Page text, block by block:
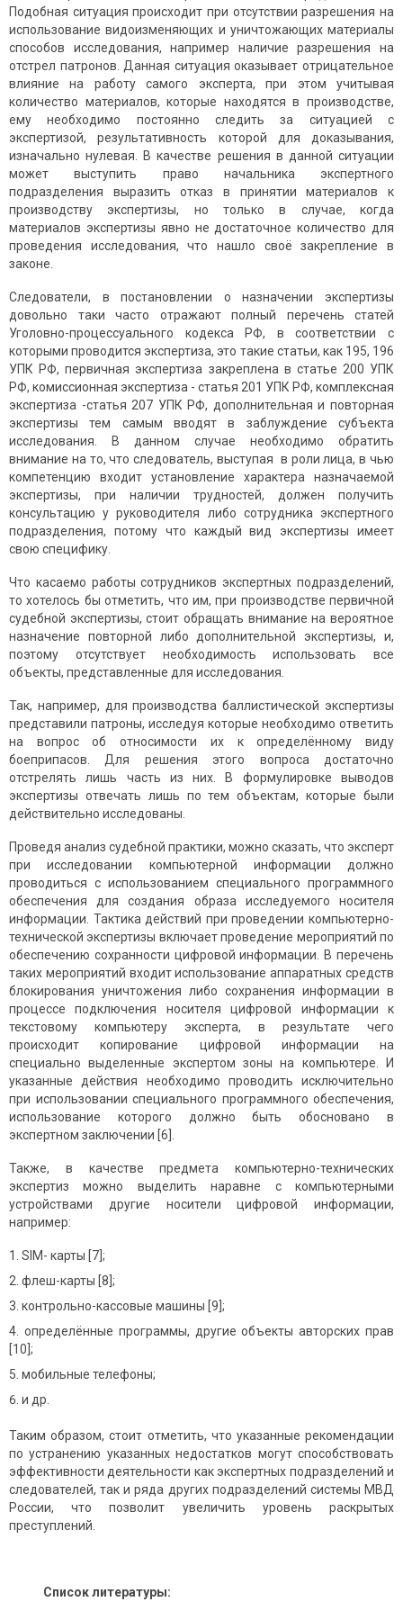
Подобная ситуация происходит при отсутствии разрешения на
использование видоизменяющих и уничтожающих материалы
способов исследования, например наличие разрешения на
отстрел патронов. Данная ситуация оказывает отрицательное
влияние на работу самого эксперта, при этом учитывая
количество материалов, которые находятся в производстве,
ему необходимо постоянно следить за ситуацией с
экспертизой, результативность которой для доказывания,
изначально нулевая. В качестве решения в данной ситуации
может выступить право начальника экспертного
подразделения выразить отказ в принятии материалов к
производству экспертизы, но только в случае, когда
материалов экспертизы явно не достаточное количество для
проведения исследования, что нашло своё закрепление в
законе.
Следователи, в постановлении о назначении экспертизы
довольно таки часто отражают полный перечень статей
Уголовно-процессуального кодекса РФ, в соответствии с
которыми проводится экспертиза, это такие статьи, как 195, 196
УПК РФ, первичная экспертиза закреплена в статье 200 УПК
РФ, комиссионная экспертиза - статья 201 УПК РФ, комплексная
экспертиза -статья 207 УПК РФ, дополнительная и повторная
экспертизы тем самым вводят в заблуждение субъекта
исследования. В данном случае необходимо обратить
внимание на то, что следователь, выступая в роли лица, в чью
компетенцию входит установление характера назначаемой
экспертизы, при наличии трудностей, должен получить
консультацию у руководителя либо сотрудника экспертного
подразделения, потому что каждый вид экспертизы имеет
свою специфику.
Что касаемо работы сотрудников экспертных подразделений,
то хотелось бы отметить, что им, при производстве первичной
судебной экспертизы, стоит обращать внимание на вероятное
назначение повторной либо дополнительной экспертизы, и,
поэтому отсутствует необходимость использовать все
объекты, представленные для исследования.
Так, например, для производства баллистической экспертизы
представили патроны, исследуя которые необходимо ответить
на вопрос об относимости их к определённому виду
боеприпасов. Для решения этого вопроса достаточно
отстрелять лишь часть из них. В формулировке выводов
экспертизы отвечать лишь по тем объектам, которые были
действительно исследованы.
Проведя анализ судебной практики, можно сказать, что эксперт
при исследовании компьютерной информации должно
проводиться с использованием специального программного
обеспечения для создания образа исследуемого носителя
информации. Тактика действий при проведении компьютерно-
технической экспертизы включает проведение мероприятий по
обеспечению сохранности цифровой информации. В перечень
таких мероприятий входит использование аппаратных средств
блокирования уничтожения либо сохранения информации в
процессе подключения носителя цифровой информации к
текстовому компьютеру эксперта, в результате чего
происходит копирование цифровой информации на
специально выделенные экспертом зоны на компьютере. И
указанные действия необходимо проводить исключительно
при использовании специального программного обеспечения,
использование которого должно быть обосновано в
экспертном заключении [6].
Также, в качестве предмета компьютерно-технических
экспертиз можно выделить наравне с компьютерными
устройствами другие носители цифровой информации,
например:
SIM- карты [7];
флеш-карты [8];
контрольно-кассовые машины [9];
определённые программы, другие объекты авторских прав
[10];
мобильные телефоны;
и др.
Таким образом, стоит отметить, что указанные рекомендации
по устранению указанных недостатков могут способствовать
эффективности деятельности как экспертных подразделений и
следователей, так и ряда других подразделений системы МВД
России, что позволит увеличить уровень раскрытых
преступлений.
Список литературы: